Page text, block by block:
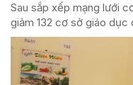
Sau sắp xếp mạng lưới
giảm 132 cơ sở giáo dục